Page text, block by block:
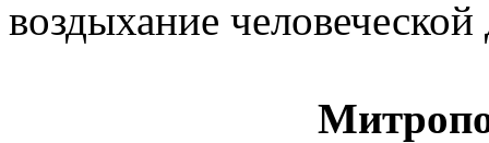
воздыхание